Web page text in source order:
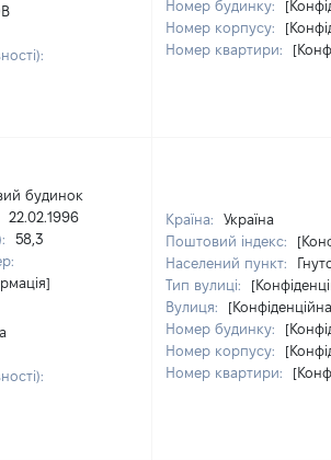
Номер будинку:
Номер корпусу:
Номер квартири:
будинок
22.02.1996
58,3
Країна:
Україна
Поштовий індекс:
Населений пункт:
Тип вулиці:
Вулиця:
Номер будинку:
Номер корпусу:
Номер квартири: